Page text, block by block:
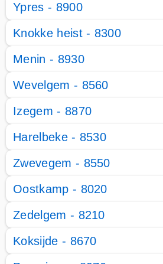
Ypres - 8900
Knokke heist - 8300
Menin - 8930
Wevelgem - 8560
Izegem - 8870
Harelbeke - 8530
Zwevegem - 8550
Oostkamp - 8020
Zedelgem - 8210
Koksijde - 8670